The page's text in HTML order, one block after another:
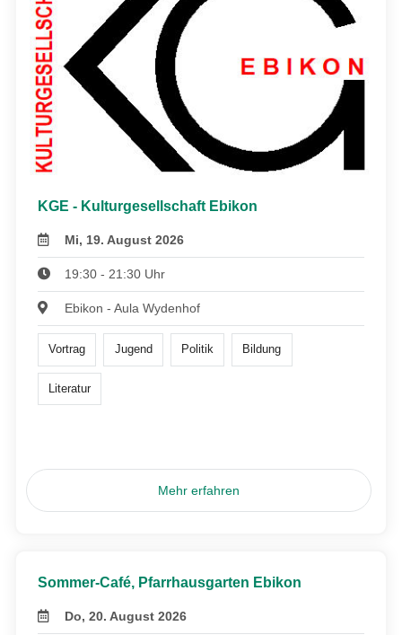
KGE - Kulturgesellschaft Ebikon
Mi, 19. August 2026
19:30 - 21:30 Uhr
Ebikon - Aula Wydenhof
Vortrag Jugend Politik Bildung
Literatur
Mehr erfahren
Sommer-Café, Pfarrhausgarten Ebikon
Do, 20. August 2026